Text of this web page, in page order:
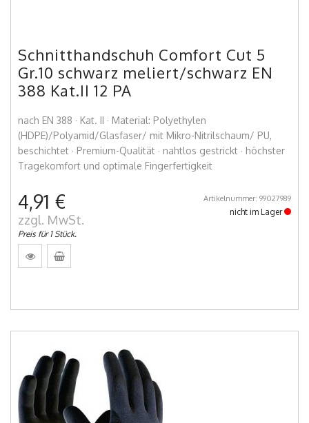
Schnitthandschuh Comfort Cut 5
Gr.10 schwarz meliert/schwarz EN
388 Kat.II 12 PA
nach EN 388 · Kat. II · Material: Polyethylen
(HDPE)/Polyamid/Glasfaser/ mit Mikro-Nitrilschaum/ PU,
beschichtet · Premium-Qualität · nahtlos gestrickt · höchster
Tragekomfort und optimale Fingerfertigkeit
4,91 €
zzgl. MwSt.
Preis für 1 Stück.
Artikelnummer: 99027989
nicht im Lager